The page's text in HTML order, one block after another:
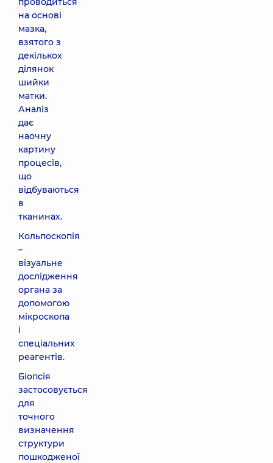
на основі
мазка,
взятого з
декількох
ділянок
шийки
матки.
Аналіз
дає
наочну
картину
процесів,
що
відбуваються
в
тканинах.
Кольпоскопія
–
візуальне
дослідження
органа за
допомогою
мікроскопа
і
спеціальних
реагентів.
Біопсія
застосовується
для
точного
визначення
структури
пошкодженої